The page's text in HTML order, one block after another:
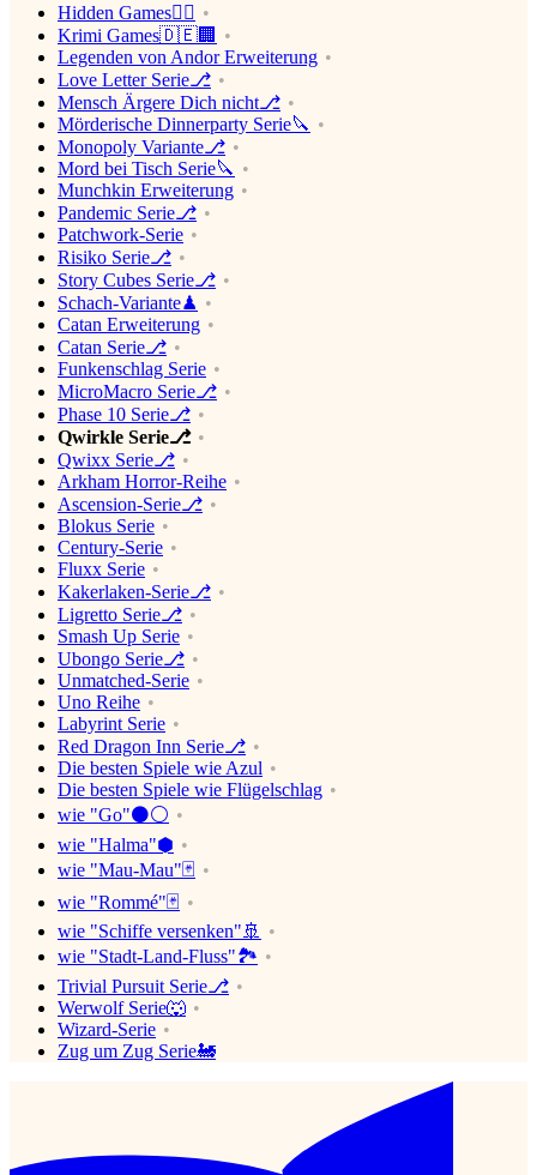
Hidden Games🕵️‍♂️
Krimi Games🇩🇪🏢
Legenden von Andor Erweiterung
Love Letter Serie⎇
Mensch Ärgere Dich nicht⎇
Mörderische Dinnerparty Serie🔪
Monopoly Variante⎇
Mord bei Tisch Serie🔪
Munchkin Erweiterung
Pandemic Serie⎇
Patchwork-Serie
Risiko Serie⎇
Story Cubes Serie⎇
Schach-Variante♟
Catan Erweiterung
Catan Serie⎇
Funkenschlag Serie
MicroMacro Serie⎇
Phase 10 Serie⎇
Qwirkle Serie⎇
Qwixx Serie⎇
Arkham Horror-Reihe
Ascension-Serie⎇
Blokus Serie
Century-Serie
Fluxx Serie
Kakerlaken-Serie⎇
Ligretto Serie⎇
Smash Up Serie
Ubongo Serie⎇
Unmatched-Serie
Uno Reihe
Labyrint Serie
Red Dragon Inn Serie⎇
Die besten Spiele wie Azul
Die besten Spiele wie Flügelschlag
wie "Go"⚫️⚪️
wie "Halma"⬢
wie "Mau-Mau"🃏
wie "Rommé"🃏
wie "Schiffe versenken"🚢
wie "Stadt-Land-Fluss"🏞
Trivial Pursuit Serie⎇
Werwolf Serie🐺
Wizard-Serie
Zug um Zug Serie🚂